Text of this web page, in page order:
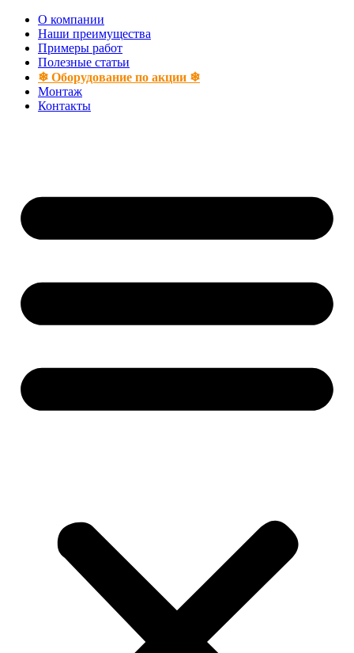
Перейти
содержимому
О компании
Наши преимущества
Примеры работ
Полезные статьи
❄ Оборудование по акции ❄
Монтаж
Контакты